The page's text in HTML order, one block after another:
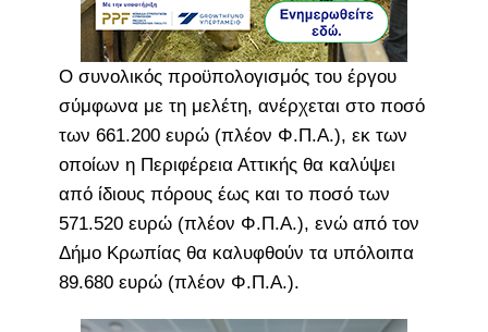
Ο συνολικός προϋπολογισμός του έργου
σύμφωνα με τη μελέτη, ανέρχεται στο ποσό
των 661.200 ευρώ (πλέον Φ.Π.Α.), εκ των
οποίων η Περιφέρεια Αττικής θα καλύψει
από ίδιους πόρους έως και το ποσό των
571.520 ευρώ (πλέον Φ.Π.Α.), ενώ από τον
Δήμο Κρωπίας θα καλυφθούν τα υπόλοιπα
89.680 ευρώ (πλέον Φ.Π.Α.).